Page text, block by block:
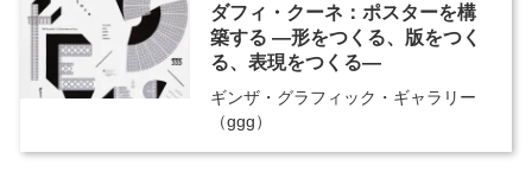
ダフィ・クーネ：ポスターを構
築する ―形をつくる、版をつく
る、表現をつくる―
ギンザ・グラフィック・ギャラリー
（ggg）